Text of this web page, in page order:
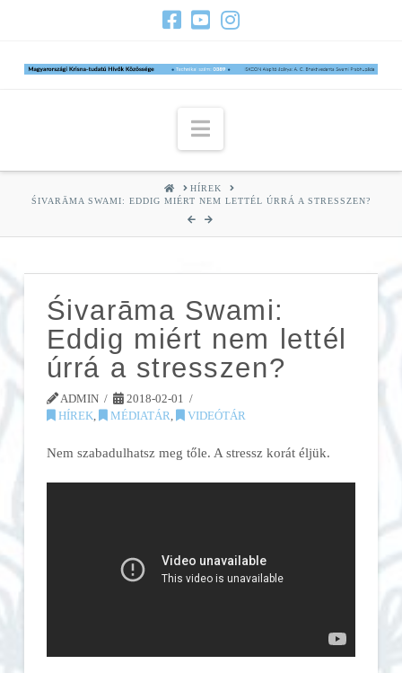
Navigation
HOMEHÍREK
ŚIVARĀMA SWAMI: EDDIG MIÉRT NEM LETTÉL ÚRRÁ A STRESSZEN?
Śivarāma Swami:
Eddig miért nem lettél
úrrá a stresszen?
ADMIN
2018-02-01
HÍREK, MÉDIATÁR VIDEÓTÁR
Nem szabadulhatsz meg tőle. A stressz korát éljük.